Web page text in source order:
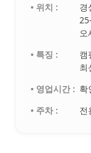
• 위치 :
경
오
• 특징 :
캠
최
• 영업시간 : 확
• 주차 :
전